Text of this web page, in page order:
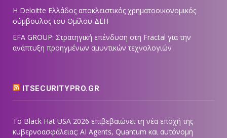
Η Deloitte Ελλάδος αποκλειστικός χρηματοοικονομικός
σύμβουλος του Ομίλου ΔΕΗ
EFA GROUP: Στρατηγική επένδυση στη Fractal για την
ανάπτυξη προηγμένων αμυντικών τεχνολογιών
ITSECURITYPRO.GR
Το Black Hat USA 2026 επιβεβαιώνει τη νέα εποχή της
κυβερνοασφάλειας: AI Agents, Quantum και αυτόνομη